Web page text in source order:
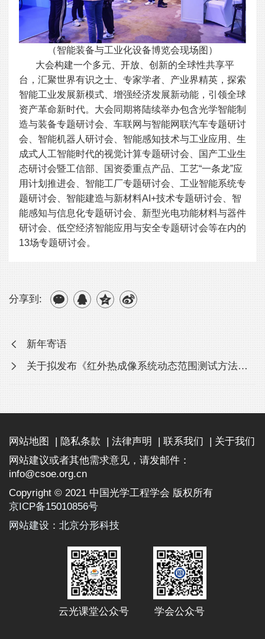
（智能装备与工业化设备博览会现场图）
大会构建一个多元、开放、创新的全球性共享平
台，汇聚世界有识之士、专家学者、产业界精英，探索
智能工业发展新模式、增强经济发展新动能，引领全球
资产革命新时代。大会同期将陆续举办包含光学智能制
造与装备专题研讨会、车联网与智能网联汽车专题研讨
会、智能机器人研讨会、智能感知技术与工业应用、生
成式人工智能时代的视觉计算专题研讨会、国产工业生
态研讨会暨工信部、国资委重点产品、工艺“一条龙”应
用计划推进会、智能工厂专题研讨会、工业智能系统专
题研讨会、智能建造与新材料AI+技术专题研讨会、智
能感知与信息化专题研讨会、新型光电功能材料与器件
研讨会、低空经济智能应用与安全专题研讨会等在内的
13场专题研讨会。
分享到:
新年寄语
关于拟发布《红外热成像系统动态范围测试方法》等2项团体标准的...
网站地图 | 隐私条款 | 法律声明 | 联系我们 | 关于我们
网站建议或者其他需求意见，请发邮件：
info@csoe.org.cn
Copyright © 2021 中国光学工程学会 版权所有
京ICP备15010856号
网站建设 ： 北京分形科技
云光课堂公众号 学会公众号